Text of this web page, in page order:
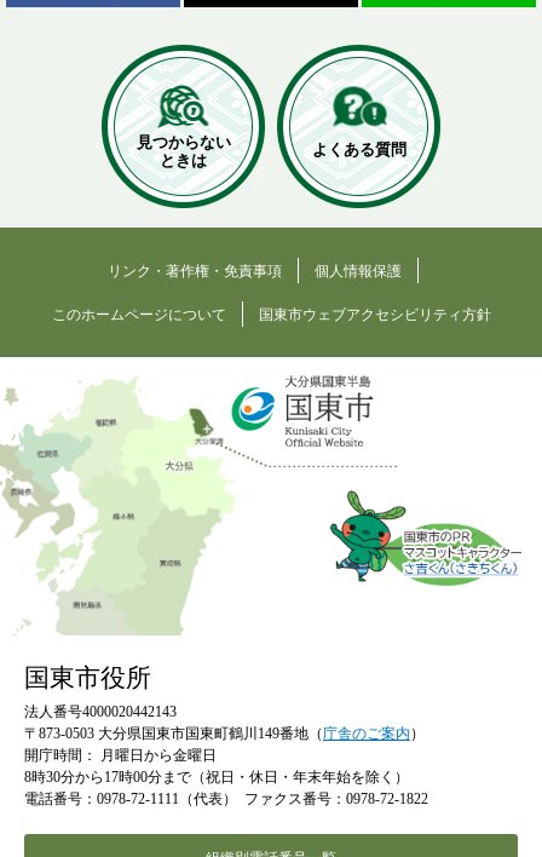
見つからない
ときは
よくある質問
リンク・著作権・免責事項 個人情報保護
このホームページについて 国東市ウェブアクセシビリティ方針
国東市役所
法人番号4000020442143
〒873-0503 大分県国東市国東町鶴川149番地（庁舎のご案内 ）
開庁時間：
月曜日から金曜日
8時30分から17時00分まで（祝日・休日・年末年始を除く）
電話番号：0978-72-1111（代表）
ファクス番号：0978-72-1822